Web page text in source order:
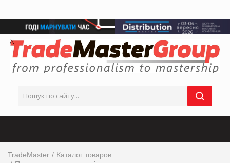
TradeMaster
Каталог товаров